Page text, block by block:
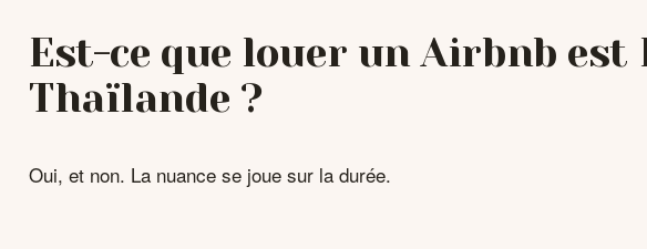
Est-ce que louer un Airbnb est
Thaïlande ?
Oui, et non. La nuance se joue sur la durée.